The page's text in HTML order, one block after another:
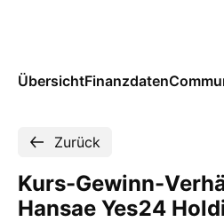
ÜbersichtFinanzdaten
Zurück
Kurs-Gewinn-
Hansae Yes24